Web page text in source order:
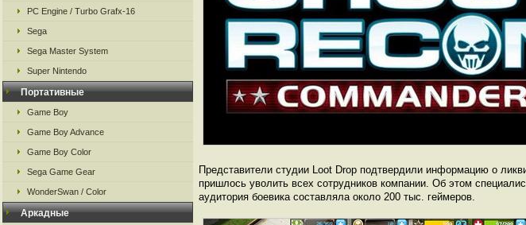
PC Engine / Turbo Grafx-16
Sega
Sega Master System
Super Nintendo
Портативные
Game Boy
Game Boy Advance
Game Boy Color
Sega Game Gear
WonderSwan / Color
Аркадные
Представители студии Loot Drop подтвердили информацию о
пришлось уволить всех сотрудников компании. Об этом
аудитория боевика составляла около 200 тыс. геймеров.